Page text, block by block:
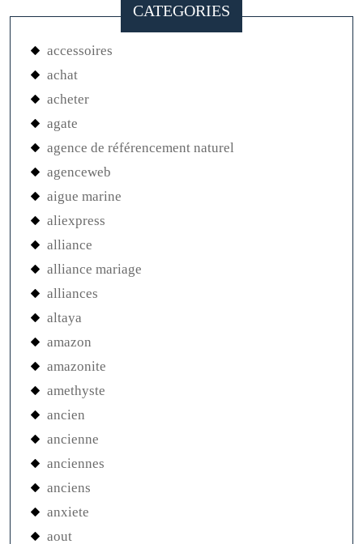
CATEGORIES
accessoires
achat
acheter
agate
agence de référencement naturel
agenceweb
aigue marine
aliexpress
alliance
alliance mariage
alliances
altaya
amazon
amazonite
amethyste
ancien
ancienne
anciennes
anciens
anxiete
aout